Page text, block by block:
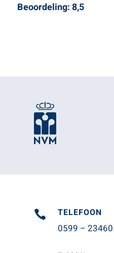
Beoordeling: 8,5
 TELEFOON
0599 –